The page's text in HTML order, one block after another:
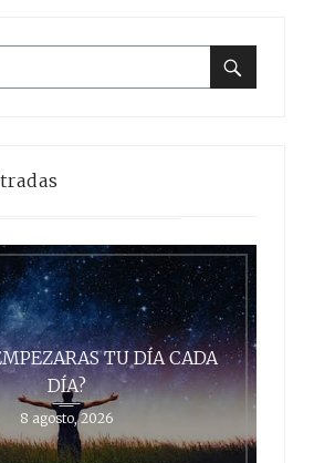
TU DÍA CADA
DÍA?
8 agosto, 2026